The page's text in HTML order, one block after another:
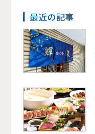
最近の記事